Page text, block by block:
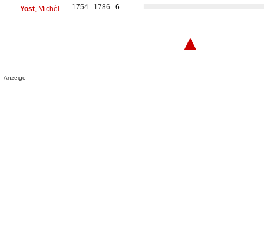
Yost, Michèl 1754 1786 6
▲
Anzeige